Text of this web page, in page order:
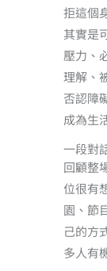
拒這個
其實是
壓力、
理解、
否認障
成為生
一段對
回顧整
位很有
園、節
己的方
多人有